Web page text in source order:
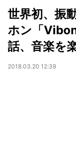
世界初、振
ホン「
話、音楽を
2018.03.20 12:39